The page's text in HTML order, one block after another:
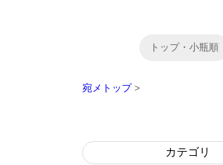
トップ・小瓶順
宛メトップ >
カテゴリ